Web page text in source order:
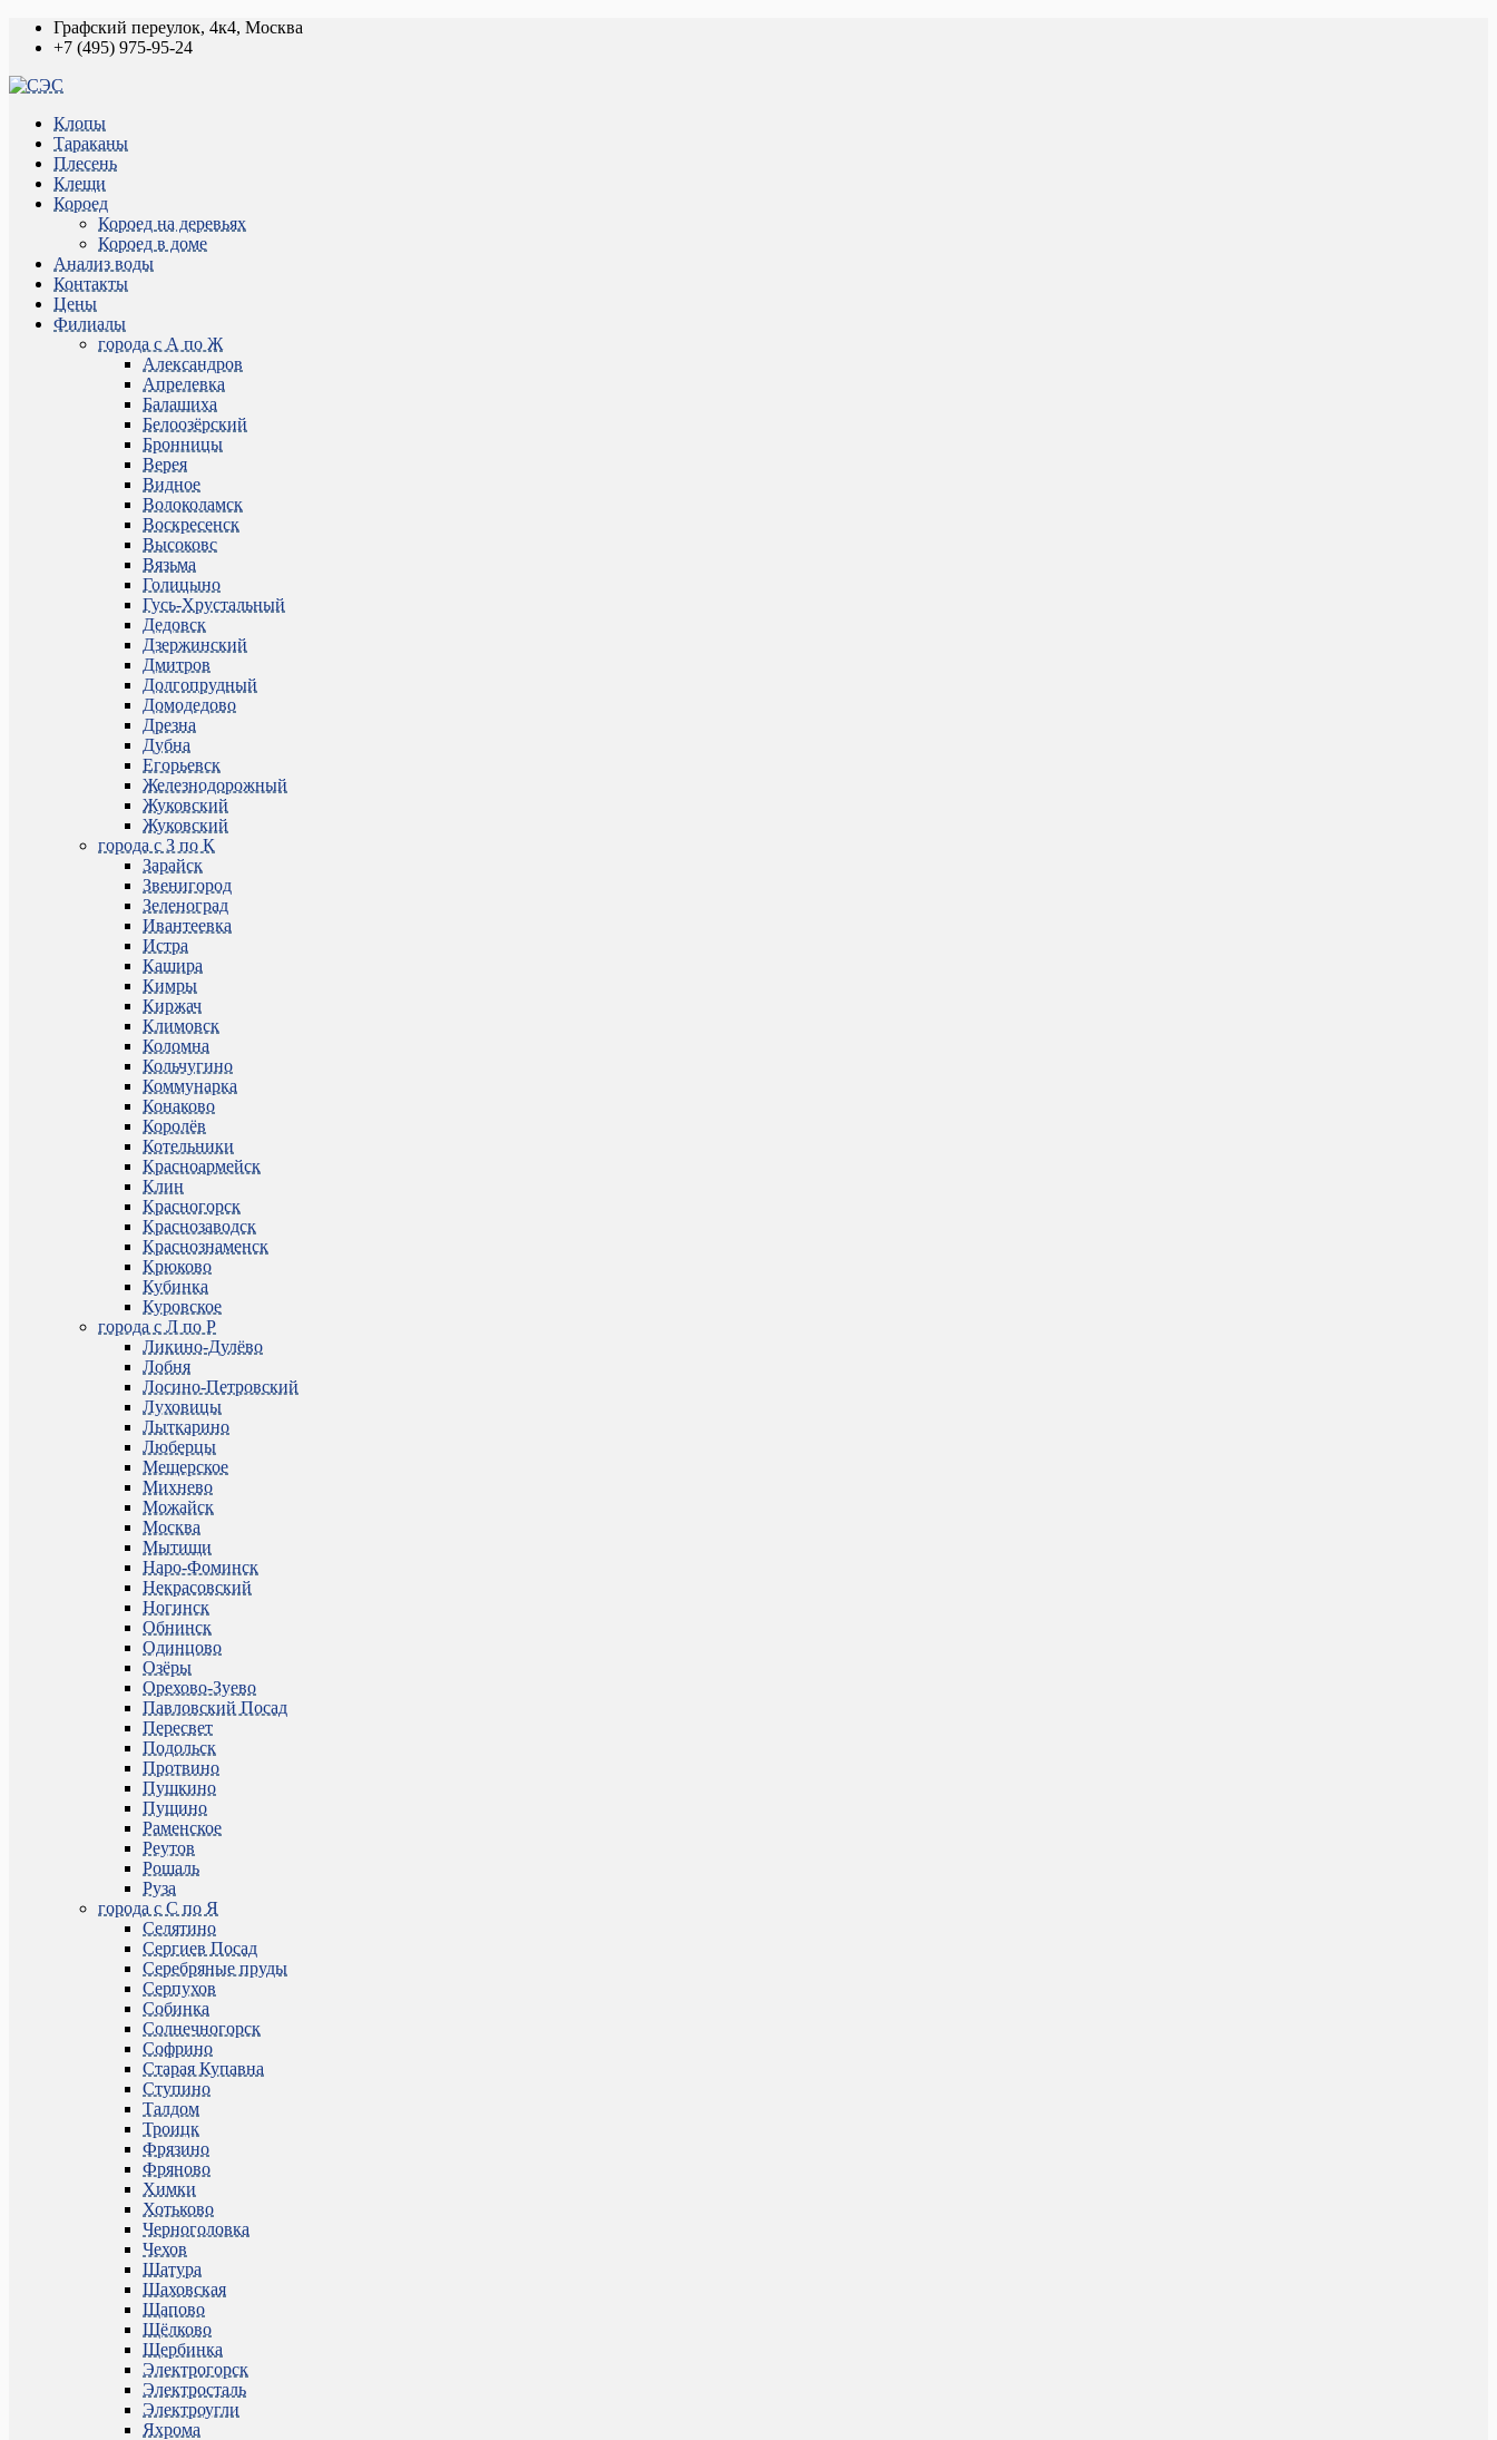
Графский переулок, 4к4, Москва
+7 (495) 975-95-24
Клопы
Тараканы
Плесень
Клещи
Короед
Короед на деревьях
Короед в доме
Анализ воды
Контакты
Цены
Филиалы
города с А по Ж
Александров
Апрелевка
Балашиха
Белоозёрский
Бронницы
Верея
Видное
Волоколамск
Воскресенск
Высоковс
Вязьма
Голицыно
Гусь-Хрустальный
Дедовск
Дзержинский
Дмитров
Долгопрудный
Домодедово
Дрезна
Дубна
Егорьевск
Железнодорожный
Жуковский
Жуковский
города с З по К
Зарайск
Звенигород
Зеленоград
Ивантеевка
Истра
Кашира
Кимры
Киржач
Климовск
Коломна
Кольчугино
Коммунарка
Конаково
Королёв
Котельники
Красноармейск
Клин
Красногорск
Краснозаводск
Краснознаменск
Крюково
Кубинка
Куровское
города с Л по Р
Ликино-Дулёво
Лобня
Лосино-Петровский
Луховицы
Лыткарино
Люберцы
Мещерское
Михнево
Можайск
Москва
Мытищи
Наро-Фоминск
Некрасовский
Ногинск
Обнинск
Одинцово
Озёры
Орехово-Зуево
Павловский Посад
Пересвет
Подольск
Протвино
Пушкино
Пущино
Раменское
Реутов
Рошаль
Руза
города с С по Я
Селятино
Сергиев Посад
Серебряные пруды
Серпухов
Собинка
Солнечногорск
Софрино
Старая Купавна
Ступино
Талдом
Троицк
Фрязино
Фряново
Химки
Хотьково
Черноголовка
Чехов
Шатура
Шаховская
Щапово
Щёлково
Щербинка
Электрогорск
Электросталь
Электроугли
Яхрома